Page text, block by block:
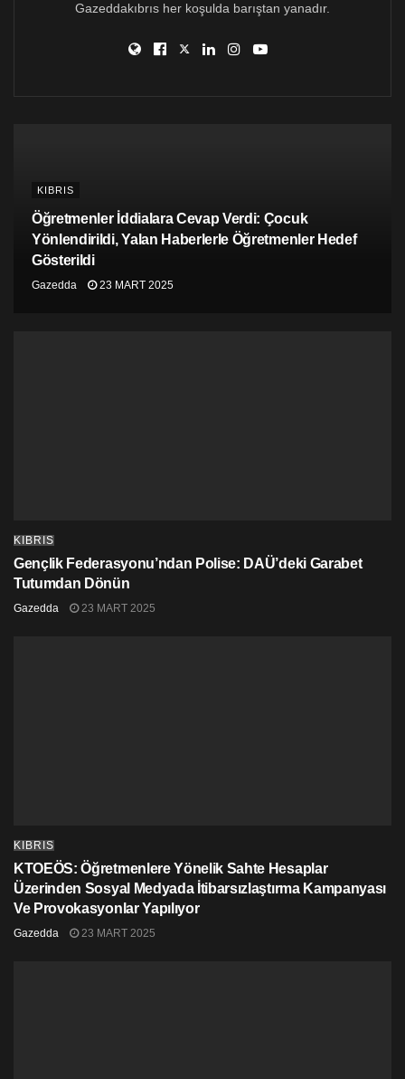
Gazeddakıbrıs her koşulda barıştan yanadır.
KIBRIS
Öğretmenler İddialara Cevap Verdi: Çocuk
Yönlendirildi, Yalan Haberlerle Öğretmenler Hedef
Gösterildi
Gazedda 23 MART 2025
KIBRIS
Gençlik Federasyonu’ndan Polise: DAÜ’deki Garabet
Tutumdan Dönün
Gazedda 23 MART 2025
KIBRIS
KTOEÖS: Öğretmenlere Yönelik Sahte Hesaplar
Üzerinden Sosyal Medyada İtibarsızlaştırma Kampanyası
Ve Provokasyonlar Yapılıyor
Gazedda 23 MART 2025